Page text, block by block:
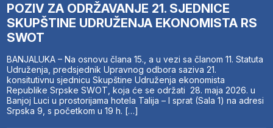
POZIV ZA ODRŽAVANJE 21. SJEDNICE
SKUPŠTINE UDRUŽENJA EKONOMISTA RS
SWOT
BANJALUKA – Na osnovu člana 15., a u vezi sa članom 11. Statuta
Udruženja, predsjednik Upravnog odbora saziva 21.
konsitutivnu sjednicu Skupštine Udruženja ekonomista
Republike Srpske SWOT, koja će se održati 28. maja 2026. u
Banjoj Luci u prostorijama hotela Talija – I sprat (Sala 1) na adresi
Srpska 9, s početkom u 19 h. […]